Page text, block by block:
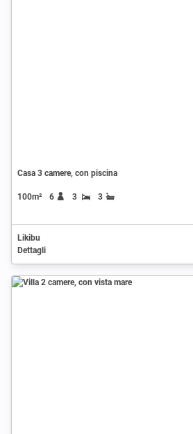
Casa 3 camere, con piscina
100m² 6 3 3
Likibu
Dettagli